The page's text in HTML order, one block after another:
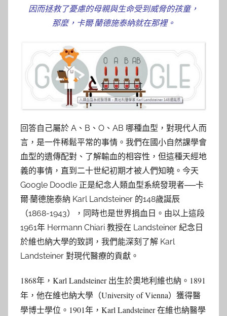
務
部
落
格
因而拯救了憂慮的母親與生命受到威脅的孩童，
那麼，卡爾·蘭德施泰納就在那裡。
回答自己屬於 A、B、O、AB 哪種血型，對現代人而
言，是一件稀鬆平常的事情。我們在國小自然課學會
血型的遺傳配對、了解輸血的相容性，但這種天經地
義的事情，直到二十世紀初期才被人們知曉。今天
Google Doodle 正是紀念人類血型系統發現者──卡
爾·蘭德施泰納 Karl Landsteiner 的148歲誕辰
（1868-1943），同時也是世界捐血日。由以上這段
1961年 Hermann Chiari 教授在 Landsteiner 紀念日
於維也納大學的致詞，我們能深刻了解 Karl
Landsteiner 對現代醫療的貢獻。
1868年，Karl Landsteiner 出生於奧地利維也納。1891
年，他在維也納大學（University of Vienna）獲得醫
學博士學位。1901年，Karl Landsteiner 在維也納醫學